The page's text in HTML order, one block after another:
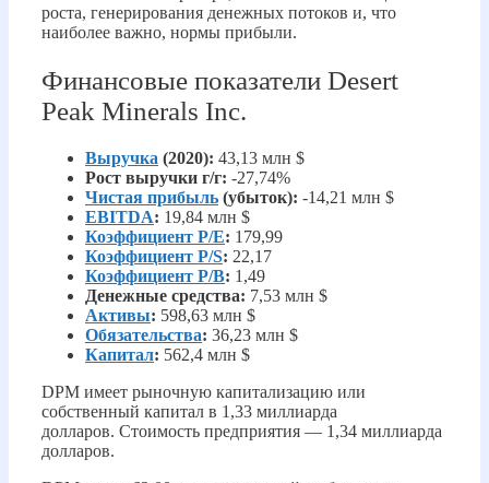
роста, генерирования денежных потоков и, что
наиболее важно, нормы прибыли.
Финансовые показатели Desert
Peak Minerals Inc.
Выручка (2020): 43,13 млн $
Рост выручки г/г: -27,74%
Чистая прибыль (убыток): -14,21 млн $
EBITDA: 19,84 млн $
Коэффициент P/E: 179,99
Коэффициент P/S: 22,17
Коэффициент P/B: 1,49
Денежные средства: 7,53 млн $
Активы: 598,63 млн $
Обязательства: 36,23 млн $
Капитал: 562,4 млн $
DPM имеет рыночную капитализацию или
собственный капитал в 1,33 миллиарда
долларов. Стоимость предприятия — 1,34 миллиарда
долларов.